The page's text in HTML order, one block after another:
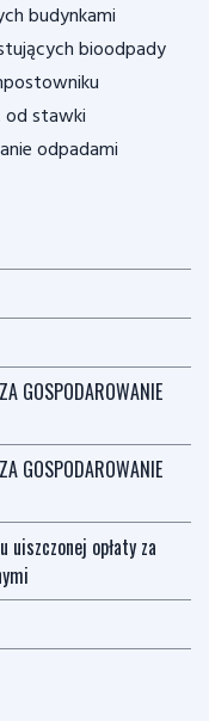
budynkami
bioodpady
od stawki
odpadami
GOSPODAROWANIE
GOSPODAROWANIE
uiszczonej opłaty za